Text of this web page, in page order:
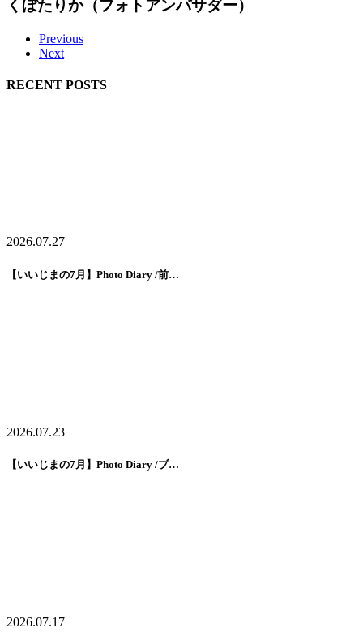
くぼたりか（フォトアンバサダー）
Previous
Next
RECENT POSTS
2026.07.27
【いいじまの7月】Photo Diary /前…
2026.07.23
【いいじまの7月】Photo Diary /ブ…
2026.07.17